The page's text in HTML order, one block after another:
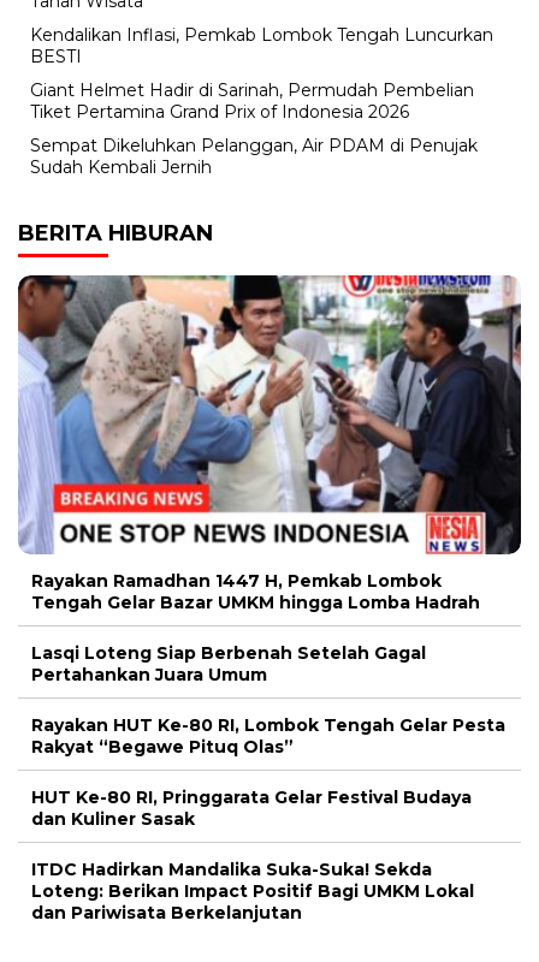
Kendalikan Inflasi, Pemkab Lombok Tengah Luncurkan
BESTI
Giant Helmet Hadir di Sarinah, Permudah Pembelian
Tiket Pertamina Grand Prix of Indonesia 2026
Sempat Dikeluhkan Pelanggan, Air PDAM di Penujak
Sudah Kembali Jernih
BERITA HIBURAN
Rayakan Ramadhan 1447 H, Pemkab Lombok
Tengah Gelar Bazar UMKM hingga Lomba Hadrah
Lasqi Loteng Siap Berbenah Setelah Gagal
Pertahankan Juara Umum
Rayakan HUT Ke-80 RI, Lombok Tengah Gelar Pesta
Rakyat “Begawe Pituq Olas”
HUT Ke-80 RI, Pringgarata Gelar Festival Budaya
dan Kuliner Sasak
ITDC Hadirkan Mandalika Suka-Suka! Sekda
Loteng: Berikan Impact Positif Bagi UMKM Lokal
dan Pariwisata Berkelanjutan